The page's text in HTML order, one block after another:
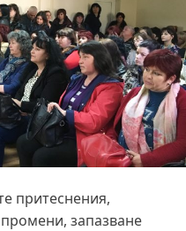
притеснения,
запазване